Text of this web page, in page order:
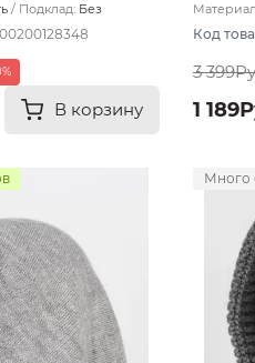
Подклад: Без
В корзину
Код
3
1
Много